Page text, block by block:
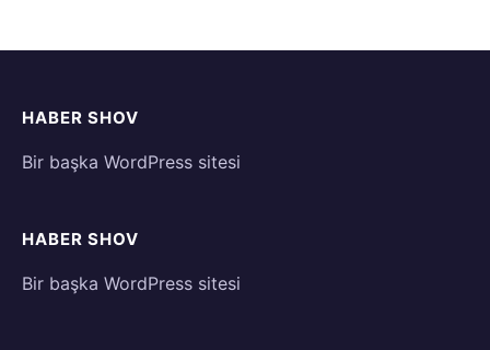
HABER SHOV
Bir başka WordPress sitesi
HABER SHOV
Bir başka WordPress sitesi